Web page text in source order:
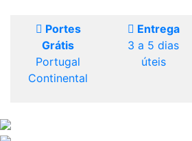
Portes
Grátis
Portugal
Continental
Entrega
3 a 5 dias
úteis